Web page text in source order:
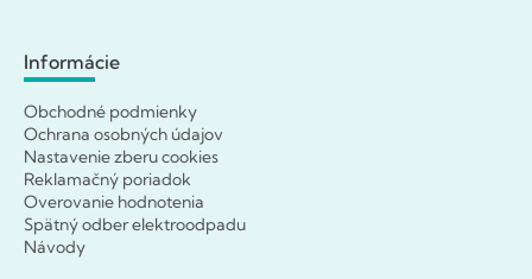
Informácie
Obchodné podmienky
Ochrana osobných údajov
Nastavenie zberu cookies
Reklamačný poriadok
Overovanie hodnotenia
Spätný odber elektroodpadu
Návody